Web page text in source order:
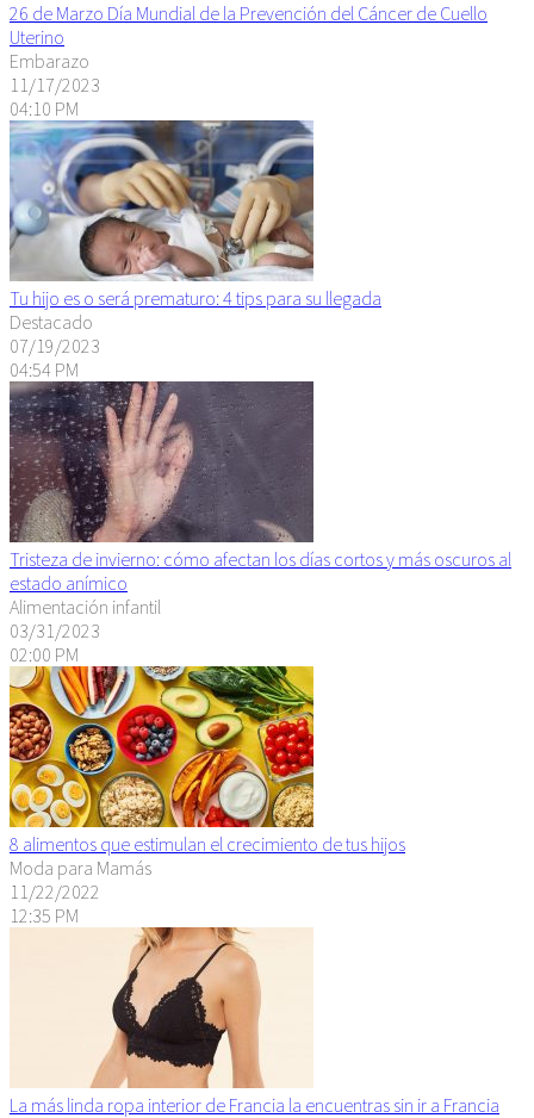
26 de Marzo Día Mundial de la Prevención del Cáncer de Cuello
Uterino
Embarazo
11/17/2023
04:10 PM
Tu hijo es o será prematuro: 4 tips para su llegada
Destacado
07/19/2023
04:54 PM
Tristeza de invierno: cómo afectan los días cortos y más oscuros al
estado anímico
Alimentación infantil
03/31/2023
02:00 PM
8 alimentos que estimulan el crecimiento de tus hijos
Moda para Mamás
11/22/2022
12:35 PM
La más linda ropa interior de Francia la encuentras sin ir a Francia